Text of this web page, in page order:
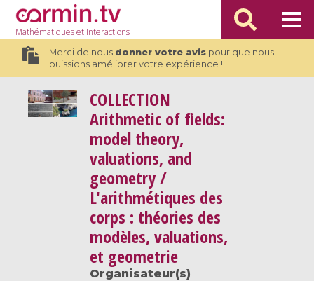
Mathématiqueset Interactions
Merci de nous donner votre avispour que nous
puissions améliorer votre expérience !
COLLECTION
Arithmetic of fields:
model theory,
valuations, and
geometry /
L'arithmétiques des
corps : théories des
modèles, valuations,
et geometrie
Organisateur(s)